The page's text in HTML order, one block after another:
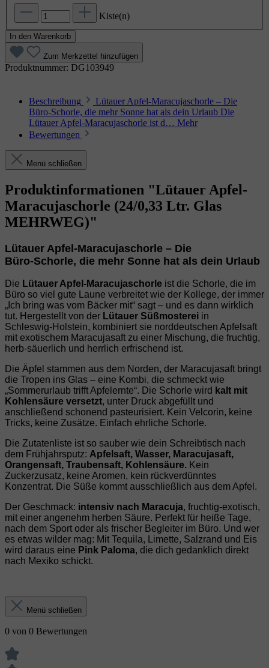
Kiste(n)
In den Warenkorb
Zum Merkzettel hinzufügen
Produktnummer: DG103949
Beschreibung
Lütauer Apfel‑Maracujaschorle – Die
Büro‑Schorle, die mehr Sonne hat als dein Urlaub Die
Lütauer Apfel‑Maracujaschorle ist d… Mehr
Bewertungen
Menü schließen
Produktinformationen "Lütauer Apfel-
Maracujaschorle (24/0,33 Ltr. Glas
MEHRWEG)"
Lütauer Apfel‑Maracujaschorle – Die
Büro‑Schorle, die mehr Sonne hat als dein Ur laub
Die Lütauer Apfel‑Maracujaschorle ist die Schorle, die im
Büro so viel gute Laune verbreitet wie der Kollege, der immer
„Ich bring was vom Bäcker mit“ sagt – und es dann wirklich
tut. Hergestellt von der Lütauer Süßmosterei in
Schleswig‑Holstein, kombiniert sie norddeutschen Apfelsaft
mit exotischem Maracujasaft zu einer Mischung, die fruchtig,
herb‑säuerlich und herrlich erfrischend ist.
Die Äpfel stammen aus dem Norden, der Maracujasaft bringt
die Tropen ins Glas – eine Kombi, die schmeckt wie
„Sommerurlaub trifft Apfelernte“. Die Schorle wird kalt mit
Kohlensäure versetzt, unter Druck abgefüllt und
anschließend schonend pasteurisiert. Kein Velcorin, keine
Tricks, keine Zusätze. Einfach ehrliche Schorle.
Die Zutatenliste ist so sauber wie dein Schreibtisch nach
dem Frühjahrsputz: Apfelsaft, Wasser, Maracujasaft,
Orangensaft, Traubensaft, Kohlensäure. Kein
Zuckerzusatz, keine Aromen, kein rückverdünntes
Konzentrat. Die Süße kommt ausschließlich aus dem Apfel.
Der Geschmack: intensiv nach Maracuja, fruchtig‑exotisch,
mit einer angenehm herben Säure. Perfekt für heiße Tage,
nach dem Sport oder als frischer Begleiter im Büro. Und wer
es etwas wilder mag: Mit Tequila, Limette, Salzrand und Eis
wird daraus eine Pink Paloma, die dich gedanklich direkt
nach Mexiko schickt.
Menü schließen
0 von 0 Bewertungen